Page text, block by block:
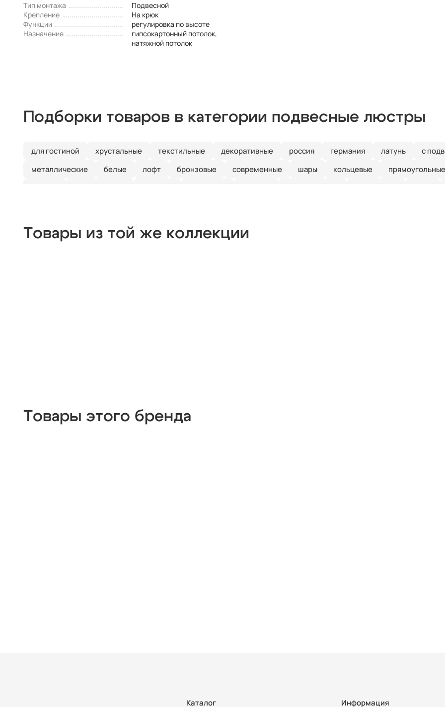
Тип монтажа
Подвесной
Крепление
На крюк
Функции
регулировка по высоте
Назначение
гипсокартонный потолок,
натяжной потолок
Подборки товаров в категории подвесные люстры
для гостиной хрустальные текстильные декоративные россия германия латунь
с
металлические
белые лофт бронзовые современные шары кольцевые
прямоугольные
Товары из той же коллекции
Товары этого бренда
Каталог Информация